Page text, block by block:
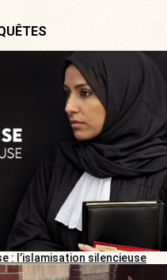
: l’islamisation silencieuse